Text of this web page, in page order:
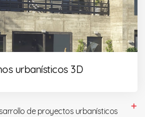
urbanísticos 3D
de proyectos urbanísticos